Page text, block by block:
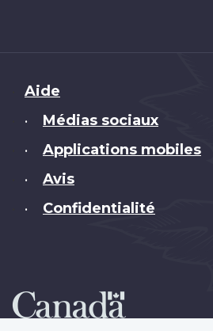
Brand
Aide
• Médias sociaux
• Applications mobiles
• Avis
• Confidentialité